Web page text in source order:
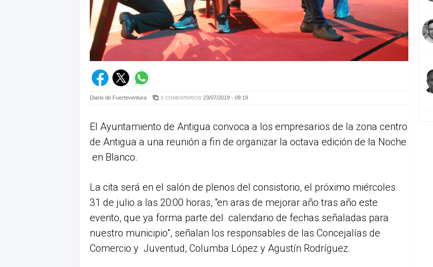
Diario de Fuerteventura 0 COMENTARIOS 23/07/2019 - 09:19
El Ayuntamiento de Antigua convoca a los empresarios de la zona centro
de Antigua a una reunión a fin de organizar la octava edición de la Noche
en Blanco.
La cita será en el salón de plenos del consistorio, el próximo miércoles
31 de julio a las 20:00 horas, “en aras de mejorar año tras año este
evento, que ya forma parte del calendario de fechas señaladas para
nuestro municipio", señalan los responsables de las Concejalías de
Comercio y Juventud, Columba López y Agustín Rodríguez.